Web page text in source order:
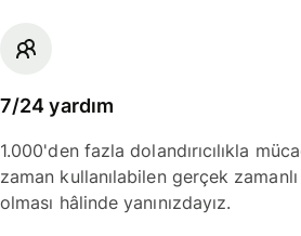
7/24 yardım
1.000'den fazla dolandırıcılıkla
zaman kullanılabilen gerçek
olması hâlinde yanınızdayız.